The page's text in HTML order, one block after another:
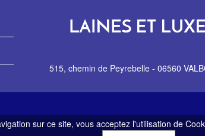
515, chemin de Peyrebelle - 06560
sur ce site, vous acceptez l'utilisation de